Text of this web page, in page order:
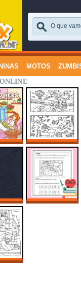
MOTOS
HERS
PARA
PARA IMPRIMIR E
ENCADERNAR
BOBBIE GOODS
NO
CRISTO
NO RIO
ATIVIDADES